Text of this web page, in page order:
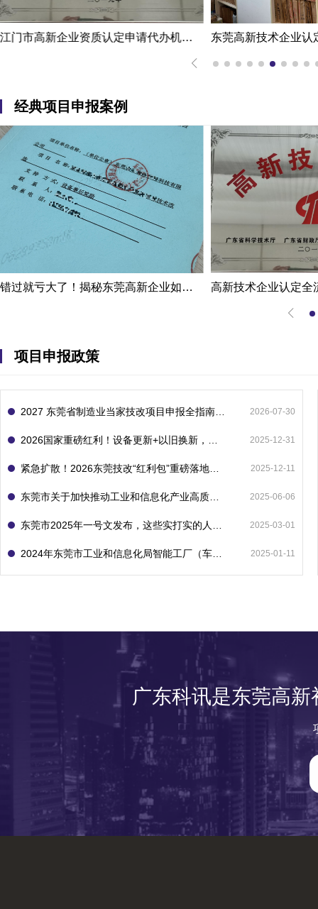
江门市高新企业资质认定申请代办机构服务案例
经典项目申报案例
错过就亏大了！揭秘东莞高新企业如何轻松拿下省级技术改造项目300万补贴
项目申报政策
2026-07-30
2025-12-31
2025-12-11
2025-06-06
2025-03-01
2025-01-11
广东科讯是东莞高